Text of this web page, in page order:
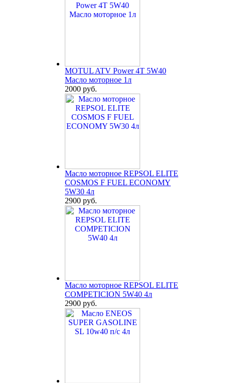
MOTUL ATV Power 4T 5W40
Масло моторное 1л
2000 руб.
Масло моторное REPSOL ELITE
COSMOS F FUEL ECONOMY
5W30 4л
2900 руб.
Масло моторное REPSOL ELITE
COMPETICION 5W40 4л
2900 руб.